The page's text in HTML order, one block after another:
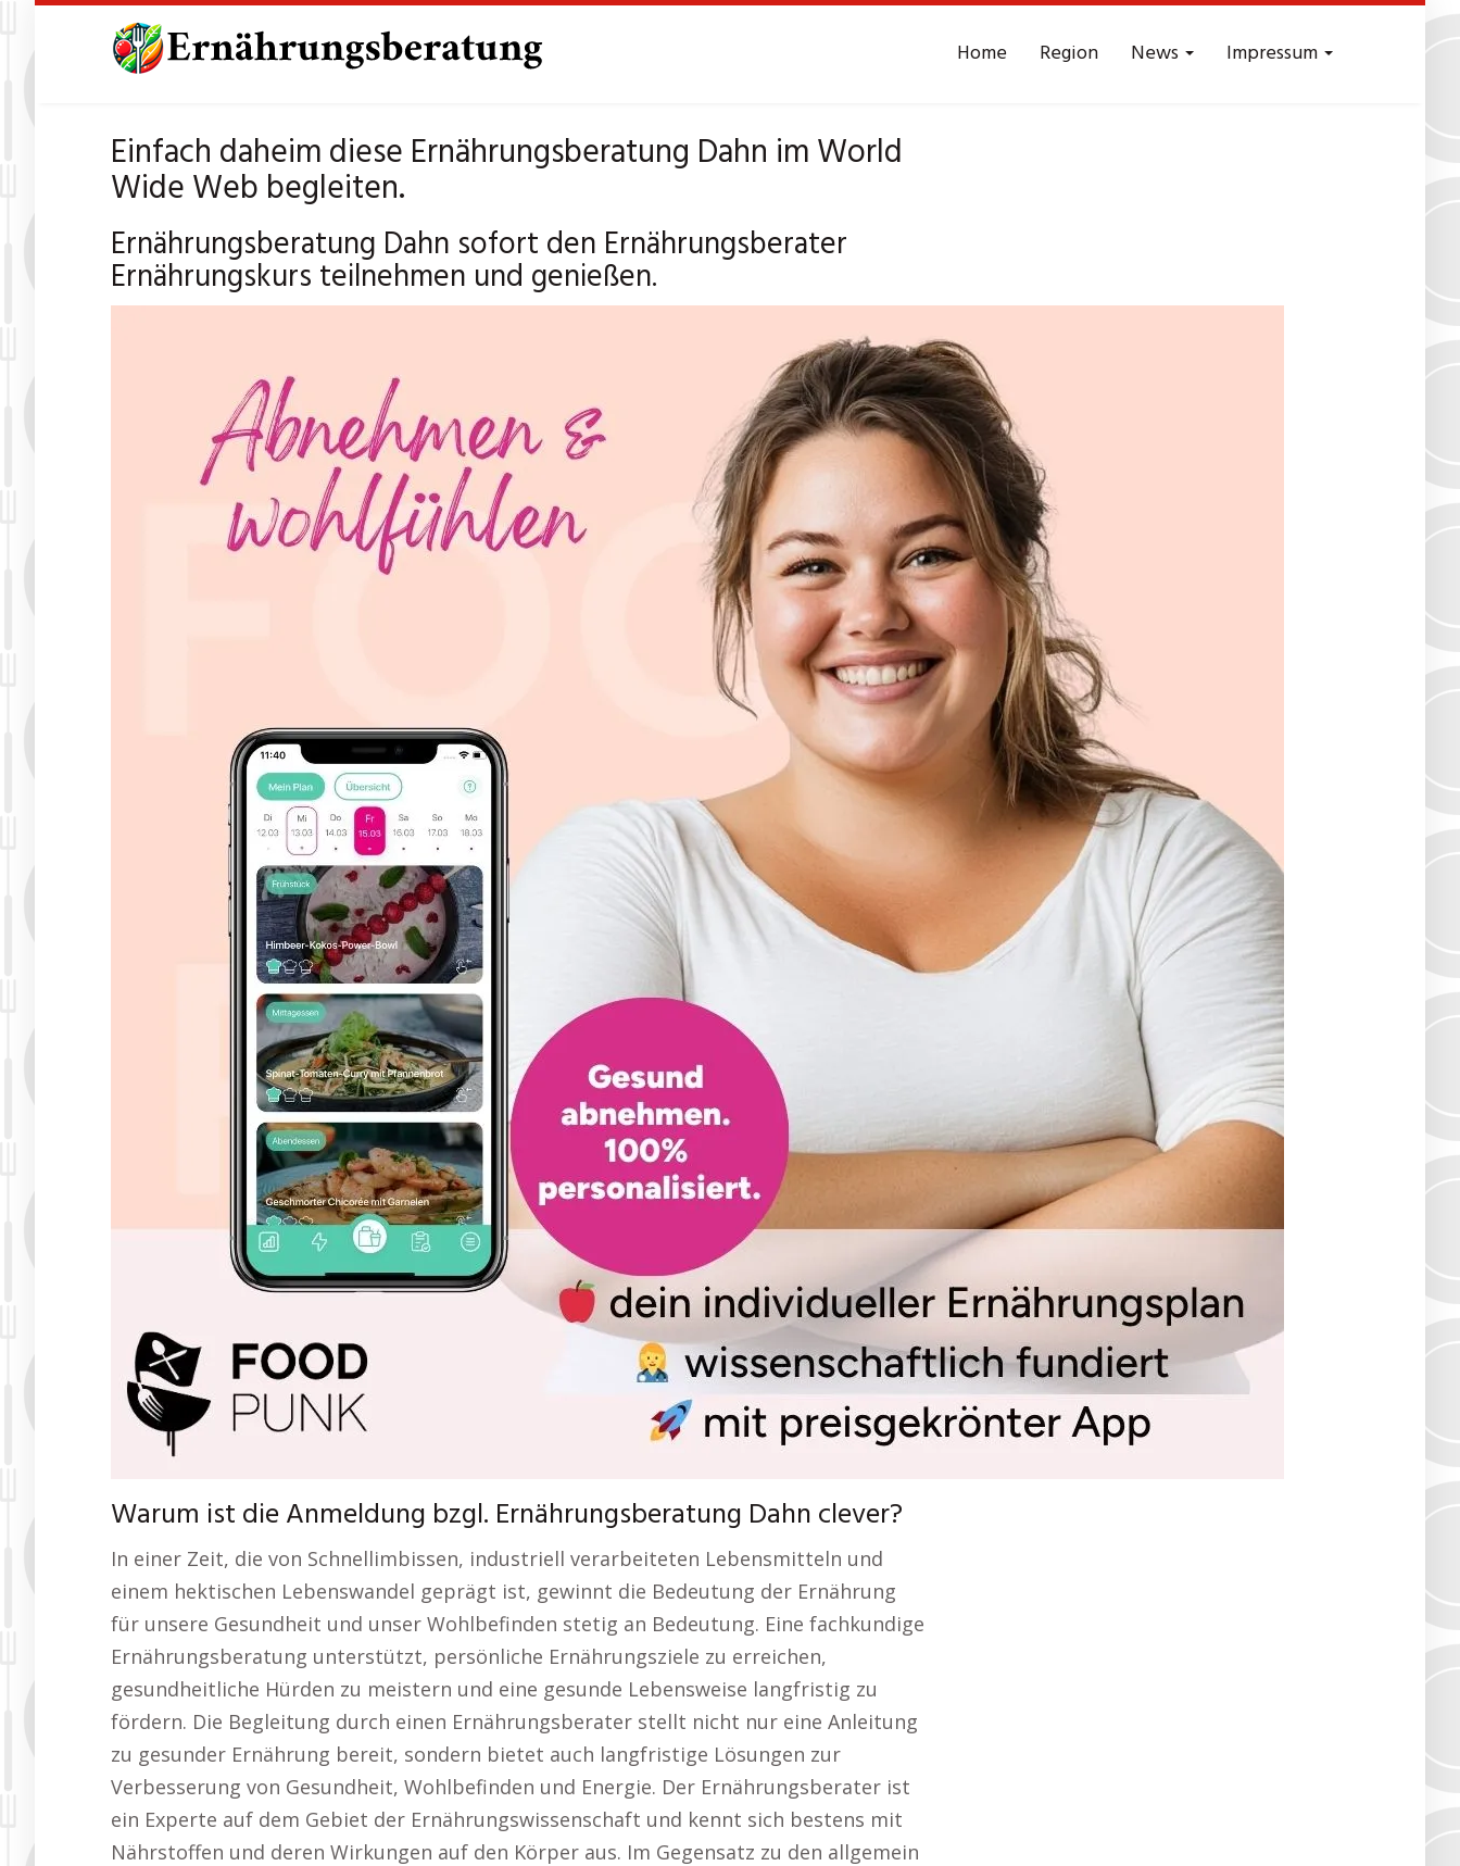
Home Region News Impressum
Einfach daheim diese Ernährungsberatung Dahn im World
Wide Web begleiten.
Ernährungsberatung Dahn sofort den Ernährungsberater
Ernährungskurs teilnehmen und genießen.
Warum ist die Anmeldung bzgl. Ernährungsberatung Dahn clever?
In einer Zeit, die von Schnellimbissen, industriell verarbeiteten Lebensmitteln und
einem hektischen Lebenswandel geprägt ist, gewinnt die Bedeutung der Ernährung
für unsere Gesundheit und unser Wohlbefinden stetig an Bedeutung. Eine fachkundige
Ernährungsberatung unterstützt, persönliche Ernährungsziele zu erreichen,
gesundheitliche Hürden zu meistern und eine gesunde Lebensweise langfristig zu
fördern. Die Begleitung durch einen Ernährungsberater stellt nicht nur eine Anleitung
zu gesunder Ernährung bereit, sondern bietet auch langfristige Lösungen zur
Verbesserung von Gesundheit, Wohlbefinden und Energie. Der Ernährungsberater ist
ein Experte auf dem Gebiet der Ernährungswissenschaft und kennt sich bestens mit
Nährstoffen und deren Wirkungen auf den Körper aus. Im Gegensatz zu den allgemein